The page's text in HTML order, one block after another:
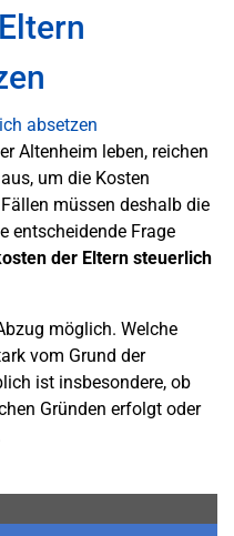
Altenheim leben, reichen
um die Kosten
müssen deshalb die
entscheidende Frage
der Eltern steuerlich
möglich. Welche
vom Grund der
ist insbesondere, ob
Gründen erfolgt oder